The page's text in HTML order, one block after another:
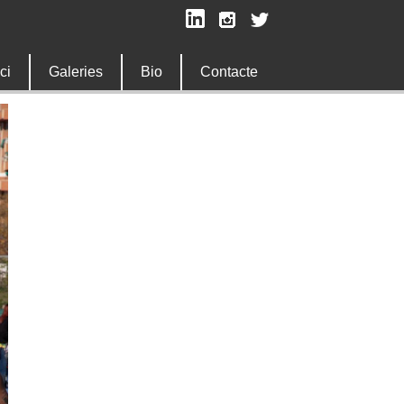
Galeries Bio Contacte